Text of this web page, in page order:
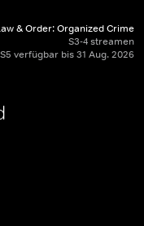
& Order: Organized Crime
S3-4 streamen
S5 verfügbar bis 31 Aug. 2026